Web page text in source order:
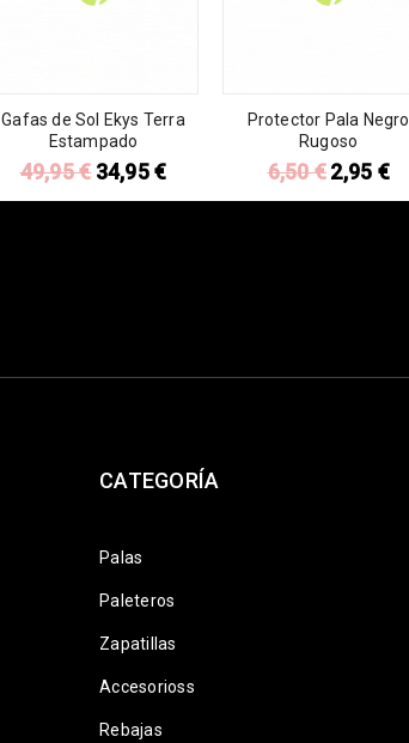
Gafas de Sol Ekys Terra
Estampado
49,95€ 34,95€
Protector Pala Negro
Rugoso
6,50€2,95 €
CATEGORÍA
Palas
Paleteros
Zapatillas
Accesorioss
Rebajas